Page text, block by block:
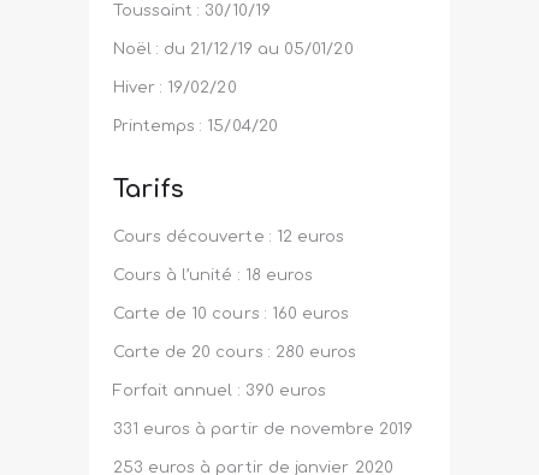
Toussaint : 30/10/19
Noël : du 21/12/19 au 05/01/20
Hiver : 19/02/20
Printemps : 15/04/20
Tarifs
Cours découverte : 12 euros
Cours à l’unité : 18 euros
Carte de 10 cours : 160 euros
Carte de 20 cours : 280 euros
Forfait annuel : 390 euros
331 euros à partir de novembre 2019
253 euros à partir de janvier 2020